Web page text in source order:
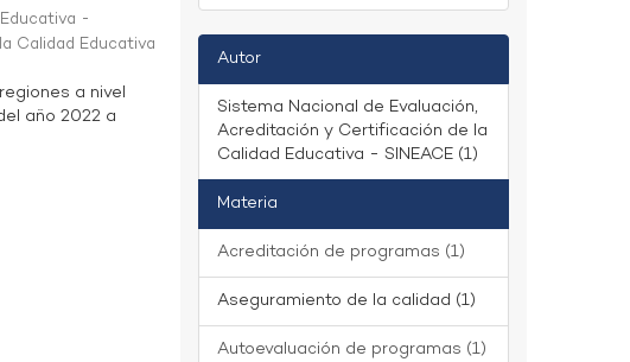
-
Calidad Educativa
a nivel
año 2022 a
Autor
Sistema Nacional de Evaluación,
Acreditación y Certificación de la
Calidad Educativa - SINEACE (1)
Materia
Acreditación de programas (1)
Aseguramiento de la calidad (1)
Autoevaluación de programas (1)